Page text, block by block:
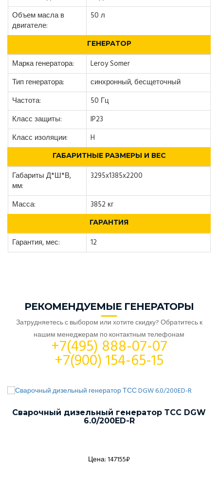
Объем масла в
двигателе:
50 л
ГЕНЕРАТОР
Марка генератора:
Leroy Somer
Тип генератора:
синхронный, бесщеточный
Частота:
50 Гц
Класс защиты:
IP23
Класс изоляции:
H
ГАБАРИТНЫЕ РАЗМЕРЫ И ВЕС
Габариты Д*Ш*В,
мм:
3295x1385x2200
Масса: 3852 кг
ГАРАНТИЯ
Гарантия, мес: 12
РЕКОМЕНДУЕМЫЕ ГЕНЕРАТОРЫ
Затрудняетесь с выбором или хотите скидку? Обратитесь к
нашим менеджерам по контактным телефонам
+7(495) 888-07-07
+7(900) 154-65-15
Сварочный дизельный генератор ТСС DGW
6.0/200ED-R
Цена: 147155₽